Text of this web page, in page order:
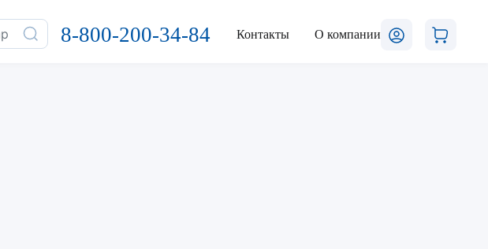
8-800-200-34-84 Контакты О компании